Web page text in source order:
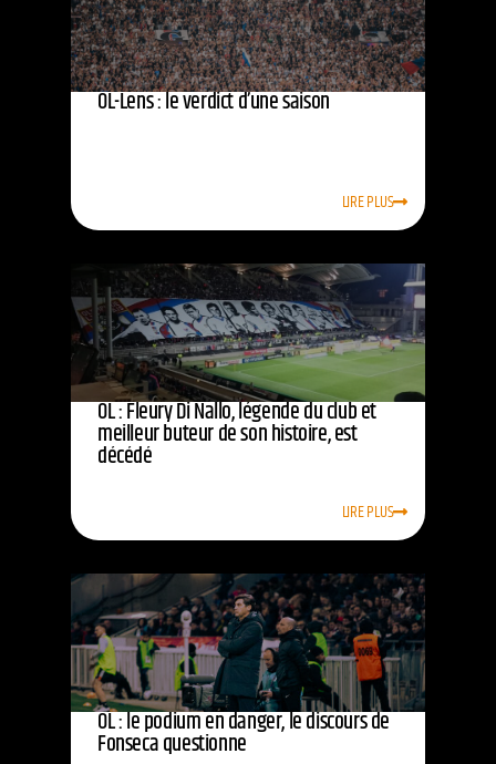
OL-Lens : le verdict d’une saison
LIRE PLUS
OL : Fleury Di Nallo, légende du club et
meilleur buteur de son histoire, est
décédé
LIRE PLUS
OL : le podium en danger, le discours de
Fonseca questionne